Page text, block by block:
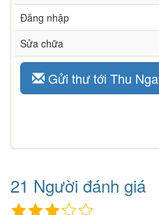
Đăng nhập
Sửa chữa
Gửi thư tới Thu Nga
21 Người đánh giá